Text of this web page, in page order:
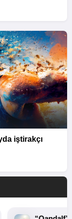
iştirakçı